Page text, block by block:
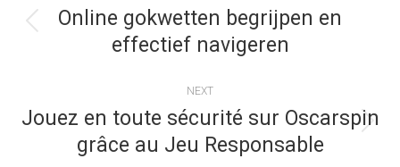
NAVIGATION
Previous
post:
Online gokwetten begrijpen en
effectief navigeren
NEXT
post:
Jouez en toute sécurité sur Oscarspin
grâce au Jeu Responsable